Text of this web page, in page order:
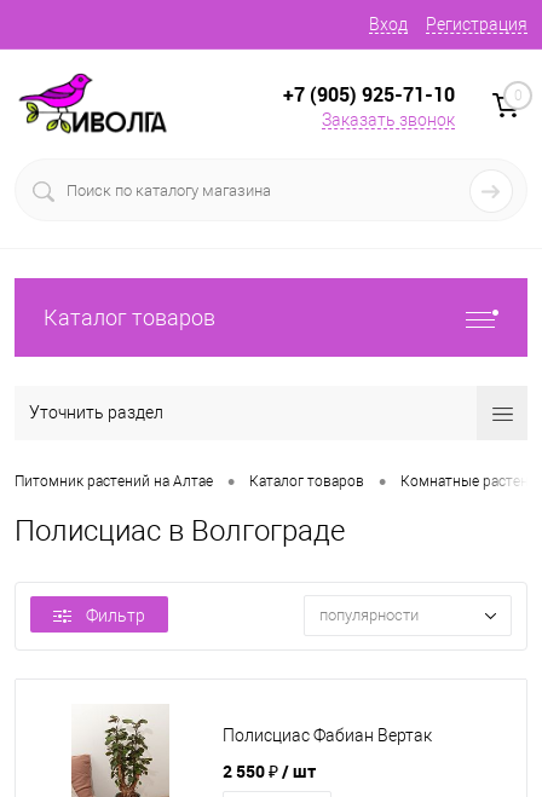
Вход Регистрация
+7 (905) 925-71-10
Заказать звонок
0
Каталог товаров
Уточнить раздел
Питомник растений на Алтае • Каталог товаров • Комнатные
Полисциас в Волгограде
Фильтр популярности
Полисциас Фабиан Вертак
2 550 ₽/ шт